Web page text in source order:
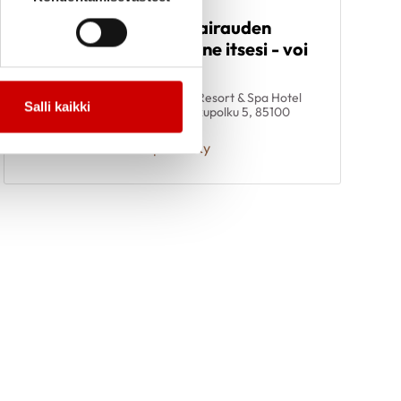
Salli kaikki
Elämää
sydänlihassairauden
kanssa - tunne itsesi - voi
hyvin
Santa's Resort & Spa Hotel
Sani, Jukupolku 5, 85100
Kalajoki
Karpatiat Ry